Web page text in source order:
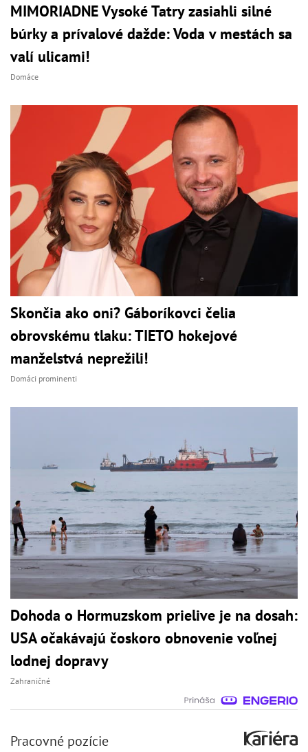
MIMORIADNE Vysoké Tatry zasiahli silné
búrky a prívalové dažde: Voda v mestách sa
valí ulicami!
Domáce
Skončia ako oni? Gáboríkovci čelia
obrovskému tlaku: TIETO hokejové
manželstvá neprežili!
Domáci prominenti
Dohoda o Hormuzskom prielive je na dosah:
USA očakávajú čoskoro obnovenie voľnej
lodnej dopravy
Zahraničné
Pracovné pozície